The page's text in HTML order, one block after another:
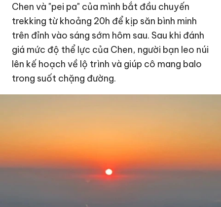
Chen và "pei pa" của mình bắt đầu chuyến
trekking từ khoảng 20h để kịp săn bình minh
trên đỉnh vào sáng sớm hôm sau. Sau khi đánh
giá mức độ thể lực của Chen, người bạn leo núi
lên kế hoạch về lộ trình và giúp cô mang balo
trong suốt chặng đường.